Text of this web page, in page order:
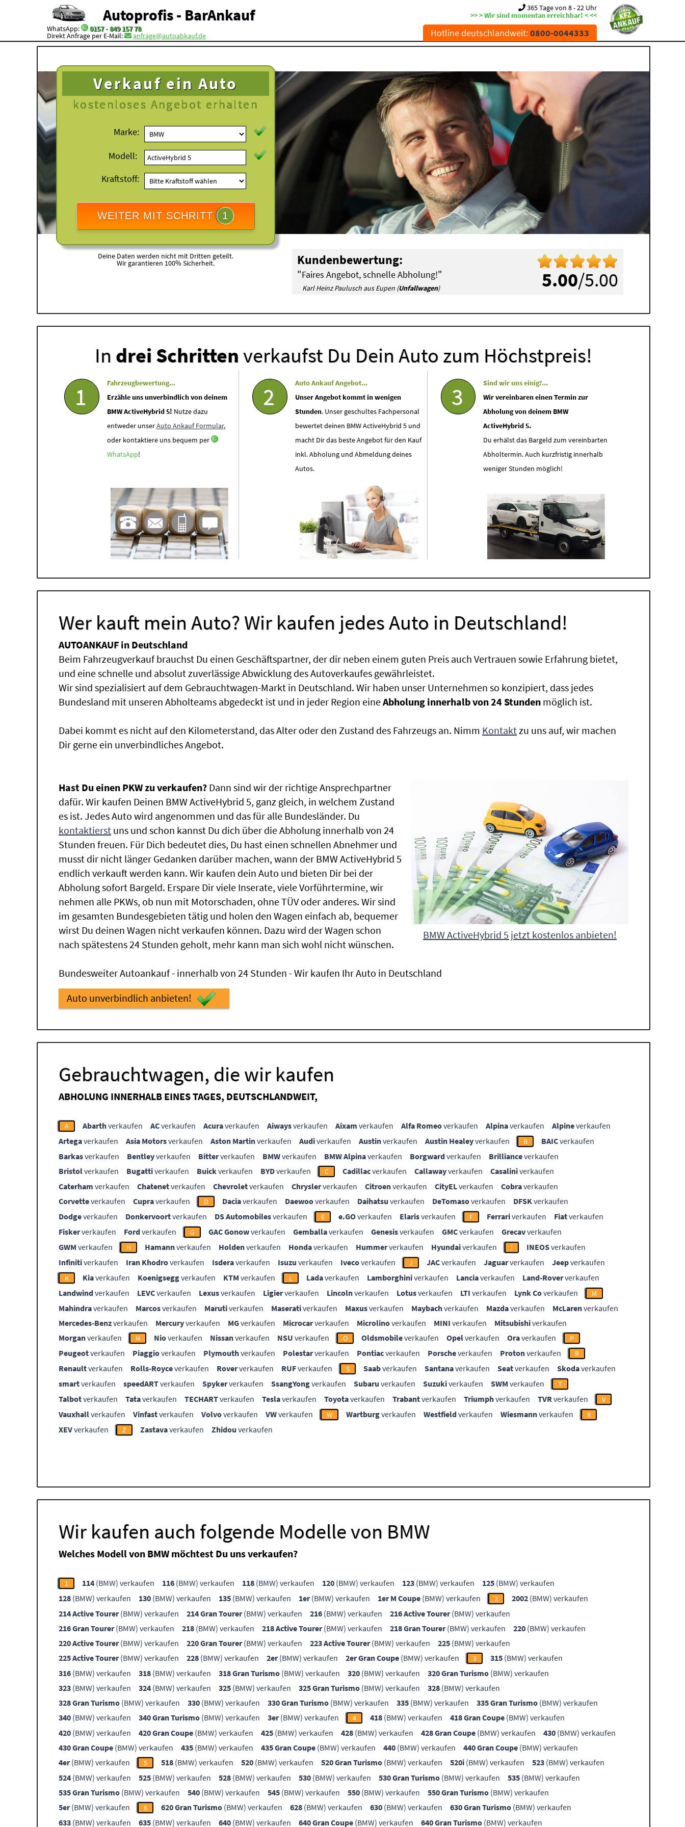
Autoprofis - BarAnkauf
WhatsApp: 0157 - 849 157 78
Direkt Anfrage per E-Mail: anfrage@autoabkauf.de
365 Tage von 8 - 22 Uhr
>> > Wir sind momentan erreichbar! < <<
Hotline deutschlandweit:0800-0044333
Verkauf ein Auto
kostenloses Angebot erhalten
Marke:
Modell:
Kraftstoff:
WEITER MIT SCHRITT 1
Deine Daten werden nicht mit Dritten geteilt.
Wir garantieren 100% Sicherheit.
5.00/5.00
Kundenbewertung:
"Faires Angebot, schnelle Abholung!"
Karl Heinz Paulusch aus Eupen (Unfallwagen)
In drei Schrittenverkaufst Du Dein Auto zum Höchstpreis!
1
Fahrzeugbewertung...
Erzähle uns unverbindlich von deinem
BMW ActiveHybrid 5! Nutze dazu
entweder unserAuto Ankauf Formular,
oder kontaktiere uns bequem per
WhatsApp!
2
Auto Ankauf Angebot...
Unser Angebot kommt in wenigen
Stunden. Unser geschultes Fachpersonal
bewertet deinen BMW ActiveHybrid 5 und
macht Dir das beste Angebot für den Kauf
inkl. Abholung und Abmeldung deines
Autos.
3
Sind wir uns einig?...
Wir vereinbaren einen Termin zur
Abholung von deinem BMW
ActiveHybrid 5.
Du erhälst das Bargeld zum vereinbarten
Abholtermin. Auch kurzfristig innerhalb
weniger Stunden möglich!
Wer kauft mein Auto? Wir kaufen jedes Auto in Deutschland!
AUTOANKAUF in Deutschland
Beim Fahrzeugverkauf brauchst Du einen Geschäftspartner, der dir neben einem guten Preis auch Vertrauen sowie Erfahrung bietet,
und eine schnelle und absolut zuverlässige Abwicklung des Autoverkaufes gewährleistet.
Wir sind spezialisiert auf dem Gebrauchtwagen-Markt in Deutschland. Wir haben unser Unternehmen so konzipiert, dass jedes
Bundesland mit unseren Abholteams abgedeckt ist und in jeder Region eineAbholung innerhalb von 24 Stunden möglich ist.
Dabei kommt es nicht auf den Kilometerstand, das Alter oder den Zustand des Fahrzeugs an. Nimm Kontaktzu uns auf, wir machen
Dir gerne ein unverbindliches Angebot.
BMW ActiveHybrid 5 jetzt kostenlos anbieten!
Hast Du einen PKW zu verkaufen? Dann sind wir der richtige Ansprechpartner
dafür. Wir kaufen Deinen BMW ActiveHybrid 5, ganz gleich, in welchem Zustand
es ist. Jedes Auto wird angenommen und das für alle Bundesländer. Du
kontaktierst uns und schon kannst Du dich über die Abholung innerhalb von 24
Stunden freuen. Für Dich bedeutet dies, Du hast einen schnellen Abnehmer und
musst dir nicht länger Gedanken darüber machen, wann der BMW ActiveHybrid 5
endlich verkauft werden kann. Wir kaufen dein Auto und bieten Dir bei der
Abholung sofort Bargeld. Erspare Dir viele Inserate, viele Vorführtermine, wir
nehmen alle PKWs, ob nun mit Motorschaden, ohne TÜV oder anderes. Wir sind
im gesamten Bundesgebieten tätig und holen den Wagen einfach ab, bequemer
wirst Du deinen Wagen nicht verkaufen können. Dazu wird der Wagen schon
nach spätestens 24 Stunden geholt, mehr kann man sich wohl nicht wünschen.
Bundesweiter Autoankauf - innerhalb von 24 Stunden - Wir kaufen Ihr Auto in Deutschland
Auto unverbindlich anbieten!
Gebrauchtwagen, die wir kaufen
ABHOLUNG INNERHALB EINES TAGES, DEUTSCHLANDWEIT,
A Abarthverkaufen ACverkaufen Acuraverkaufen Aiwaysverkaufen Aixam verkaufen Alfa Romeoverkaufen Alpinaverkaufen Alpineverkaufen
Artegaverkaufen Asia Motorsverkaufen Aston Martinverkaufen Audiverkaufen Austinverkaufen Austin Healeyverkaufen B BAICverkaufen
Barkasverkaufen Bentleyverkaufen Bitterverkaufen BMWverkaufen BMW Alpinaverkaufen Borgwardverkaufen Brillianceverkaufen
Bristolverkaufen Bugattiverkaufen Buickverkaufen BYDverkaufen C Cadillacverkaufen Callawayverkaufen Casaliniverkaufen
Caterham verkaufen Chatenetverkaufen Chevroletverkaufen Chryslerverkaufen Citroenverkaufen CityELverkaufen Cobraverkaufen
Corvetteverkaufen Cupraverkaufen D Daciaverkaufen Daewooverkaufen Daihatsu verkaufen DeTomasoverkaufen DFSKverkaufen
Dodgeverkaufen Donkervoortverkaufen DS Automobilesverkaufen E e.GOverkaufen Elarisverkaufen F Ferrariverkaufen Fiatverkaufen
Fiskerverkaufen Fordverkaufen G GAC Gonowverkaufen Gemballaverkaufen Genesisverkaufen GMCverkaufen Grecavverkaufen
GWM verkaufen H Hamannverkaufen Holdenverkaufen Hondaverkaufen Hummerverkaufen Hyundaiverkaufen I INEOSverkaufen
Infinitiverkaufen Iran Khodroverkaufen Isderaverkaufen Isuzu verkaufen Ivecoverkaufen J JACverkaufen Jaguarverkaufen Jeepverkaufen
K Kiaverkaufen Koenigseggverkaufen KTM verkaufen L Ladaverkaufen Lamborghiniverkaufen Lanciaverkaufen Land-Roververkaufen
Landwindverkaufen LEVCverkaufen Lexusverkaufen Ligierverkaufen Lincolnverkaufen Lotusverkaufen LTI verkaufen Lynk Coverkaufen M
Mahindraverkaufen Marcosverkaufen Marutiverkaufen Maserativerkaufen Maxusverkaufen Maybachverkaufen Mazdaverkaufen McLarenverkaufen
Mercedes-Benzverkaufen Mercuryverkaufen MGverkaufen Microcarverkaufen Microlinoverkaufen MINI verkaufen Mitsubishiverkaufen
Morganverkaufen N Nioverkaufen Nissanverkaufen NSU verkaufen O Oldsmobileverkaufen Opelverkaufen Oraverkaufen P
Peugeotverkaufen Piaggioverkaufen Plymouthverkaufen Polestarverkaufen Pontiacverkaufen Porscheverkaufen Protonverkaufen R
Renaultverkaufen Rolls-Royceverkaufen Roververkaufen RUFverkaufen S Saabverkaufen Santanaverkaufen Seatverkaufen Skodaverkaufen
smartverkaufen speedARTverkaufen Spykerverkaufen SsangYongverkaufen Subaru verkaufen Suzukiverkaufen SWM verkaufen T
Talbotverkaufen Tataverkaufen TECHARTverkaufen Teslaverkaufen Toyotaverkaufen Trabantverkaufen Triumphverkaufen TVRverkaufen V
Vauxhallverkaufen Vinfastverkaufen Volvoverkaufen VWverkaufen W Wartburgverkaufen Westfieldverkaufen Wiesmannverkaufen X
XEVverkaufen Z Zastavaverkaufen Zhidou verkaufen
Wir kaufen auch folgende Modelle von BMW
Welches Modell von BMW möchtest Du uns verkaufen?
1 114 (BMW) verkaufen 116 (BMW) verkaufen 118 (BMW) verkaufen 120 (BMW) verkaufen 123 (BMW) verkaufen 125 (BMW) verkaufen
128 (BMW) verkaufen 130 (BMW) verkaufen 135 (BMW) verkaufen 1er(BMW) verkaufen 1er M Coupe (BMW) verkaufen 2 2002 (BMW) verkaufen
214 Active Tourer(BMW) verkaufen 214 Gran Tourer(BMW) verkaufen 216 (BMW) verkaufen 216 Active Tourer(BMW) verkaufen
216 Gran Tourer(BMW) verkaufen 218 (BMW) verkaufen 218 Active Tourer(BMW) verkaufen 218 Gran Tourer(BMW) verkaufen 220 (BMW) verkaufen
220 Active Tourer(BMW) verkaufen 220 Gran Tourer(BMW) verkaufen 223 Active Tourer(BMW) verkaufen 225 (BMW) verkaufen
225 Active Tourer(BMW) verkaufen 228 (BMW) verkaufen 2er(BMW) verkaufen 2er Gran Coupe (BMW) verkaufen 3 315 (BMW) verkaufen
316 (BMW) verkaufen 318 (BMW) verkaufen 318 Gran Turismo (BMW) verkaufen 320 (BMW) verkaufen 320 Gran Turismo (BMW) verkaufen
323 (BMW) verkaufen 324 (BMW) verkaufen 325 (BMW) verkaufen 325 Gran Turismo (BMW) verkaufen 328 (BMW) verkaufen
328 Gran Turismo (BMW) verkaufen 330 (BMW) verkaufen 330 Gran Turismo (BMW) verkaufen 335 (BMW) verkaufen 335 Gran Turismo (BMW) verkaufen
340 (BMW) verkaufen 340 Gran Turismo (BMW) verkaufen 3er(BMW) verkaufen 4 418 (BMW) verkaufen 418 Gran Coupe (BMW) verkaufen
420 (BMW) verkaufen 420 Gran Coupe (BMW) verkaufen 425 (BMW) verkaufen 428 (BMW) verkaufen 428 Gran Coupe (BMW) verkaufen 430 (BMW) verkaufen
430 Gran Coupe (BMW) verkaufen 435 (BMW) verkaufen 435 Gran Coupe (BMW) verkaufen 440 (BMW) verkaufen 440 Gran Coupe (BMW) verkaufen
4er(BMW) verkaufen 5 518 (BMW) verkaufen 520 (BMW) verkaufen 520 Gran Turismo (BMW) verkaufen 520i (BMW) verkaufen 523 (BMW) verkaufen
524 (BMW) verkaufen 525 (BMW) verkaufen 528 (BMW) verkaufen 530 (BMW) verkaufen 530 Gran Turismo (BMW) verkaufen 535 (BMW) verkaufen
535 Gran Turismo (BMW) verkaufen 540 (BMW) verkaufen 545 (BMW) verkaufen 550 (BMW) verkaufen 550 Gran Turismo (BMW) verkaufen
5er(BMW) verkaufen 6 620 Gran Turismo (BMW) verkaufen 628 (BMW) verkaufen 630 (BMW) verkaufen 630 Gran Turismo (BMW) verkaufen
633 (BMW) verkaufen 635 (BMW) verkaufen 640 (BMW) verkaufen 640 Gran Coupe (BMW) verkaufen 640 Gran Turismo (BMW) verkaufen